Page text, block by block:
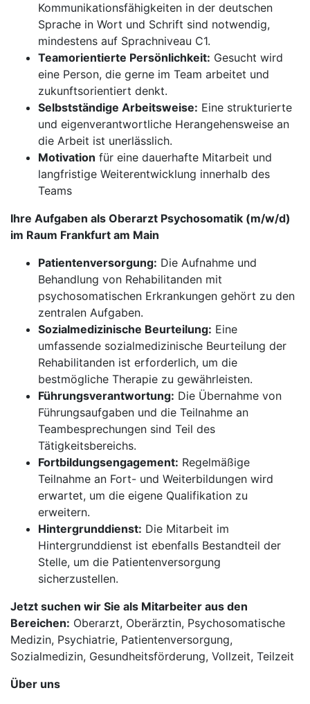
Kommunikationsfähigkeiten in der deutschen
Sprache in Wort und Schrift sind notwendig,
mindestens auf Sprachniveau C1.
Teamorientierte Persönlichkeit: Gesucht wird
eine Person, die gerne im Team arbeitet und
zukunftsorientiert denkt.
Selbstständige Arbeitsweise: Eine strukturierte
und eigenverantwortliche Herangehensweise an
die Arbeit ist unerlässlich.
Motivation für eine dauerhafte Mitarbeit und
langfristige Weiterentwicklung innerhalb des
Teams
Ihre Aufgaben als Oberarzt Psychosomatik (m/w/d)
im Raum Frankfurt am Main
Patientenversorgung: Die Aufnahme und
Behandlung von Rehabilitanden mit
psychosomatischen Erkrankungen gehört zu den
zentralen Aufgaben.
Sozialmedizinische Beurteilung: Eine
umfassende sozialmedizinische Beurteilung der
Rehabilitanden ist erforderlich, um die
bestmögliche Therapie zu gewährleisten.
Führungsverantwortung: Die Übernahme von
Führungsaufgaben und die Teilnahme an
Teambesprechungen sind Teil des
Tätigkeitsbereichs.
Fortbildungsengagement: Regelmäßige
Teilnahme an Fort- und Weiterbildungen wird
erwartet, um die eigene Qualifikation zu
erweitern.
Hintergrunddienst: Die Mitarbeit im
Hintergrunddienst ist ebenfalls Bestandteil der
Stelle, um die Patientenversorgung
sicherzustellen.
Jetzt suchen wir Sie als Mitarbeiter aus den
Bereichen: Oberarzt, Oberärztin, Psychosomatische
Medizin, Psychiatrie, Patientenversorgung,
Sozialmedizin, Gesundheitsförderung, Vollzeit, Teilzeit
Über uns